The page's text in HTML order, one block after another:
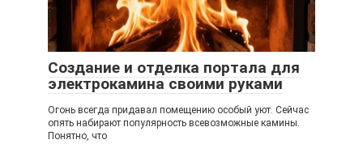
Создание и отделка портала для
электрокамина своими руками
Огонь всегда придавал помещению особый уют. Сейчас
опять набирают популярность всевозможные камины.
Понятно, что